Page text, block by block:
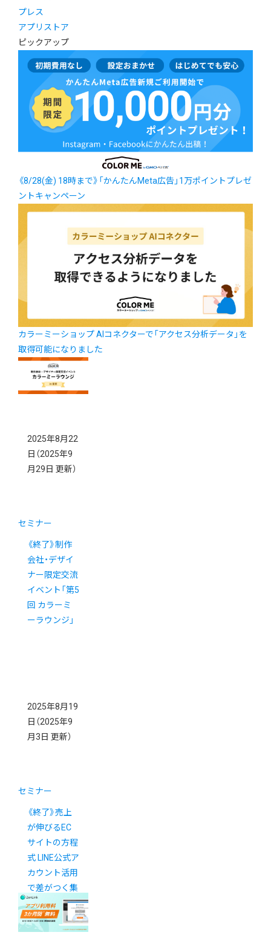
プレス
アプリストア
ピックアップ
《8/28(金) 18時まで》「かんたんMeta広告」1万ポイントプレゼ
ントキャンペーン
カラーミーショップ AIコネクターで「アクセス分析データ」を
取得可能になりました
2025年8月22
日 （2025年9
月29日 更新）
セミナー
《終了》制作
会社・デザイ
ナー限定交流
イベント「第5
回 カラーミ
ーラウンジ」
2025年8月19
日 （2025年9
月3日 更新）
セミナー
《終了》売上
が伸びるEC
サイトの方程
式 LINE公式ア
カウント活用
で差がつく集
客・CRM戦略